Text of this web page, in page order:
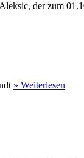
der zum
» Weiterlesen